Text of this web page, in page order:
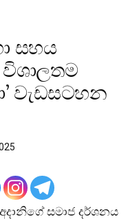
සහය
විශාලතම
වැඩසටහන
සමාජ දර්ශනය